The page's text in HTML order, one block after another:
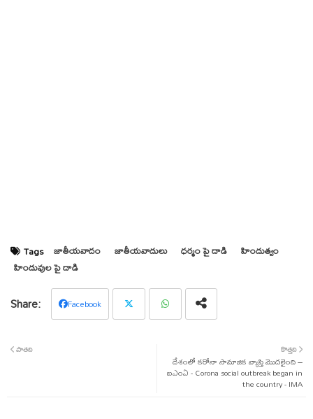
Tags జాతీయవాదం జాతీయవాదులు ధర్మం పై దాడి
హిందుత్వం
హిందువుల పై దాడి
Facebook
tsap
కొత్తది
దేశంలో కరోనా సామాజిక వ్యాప్తి మొదలైంది –
ఐఎంఏ - Corona social outbreak began in
the country - IMA
పాతది